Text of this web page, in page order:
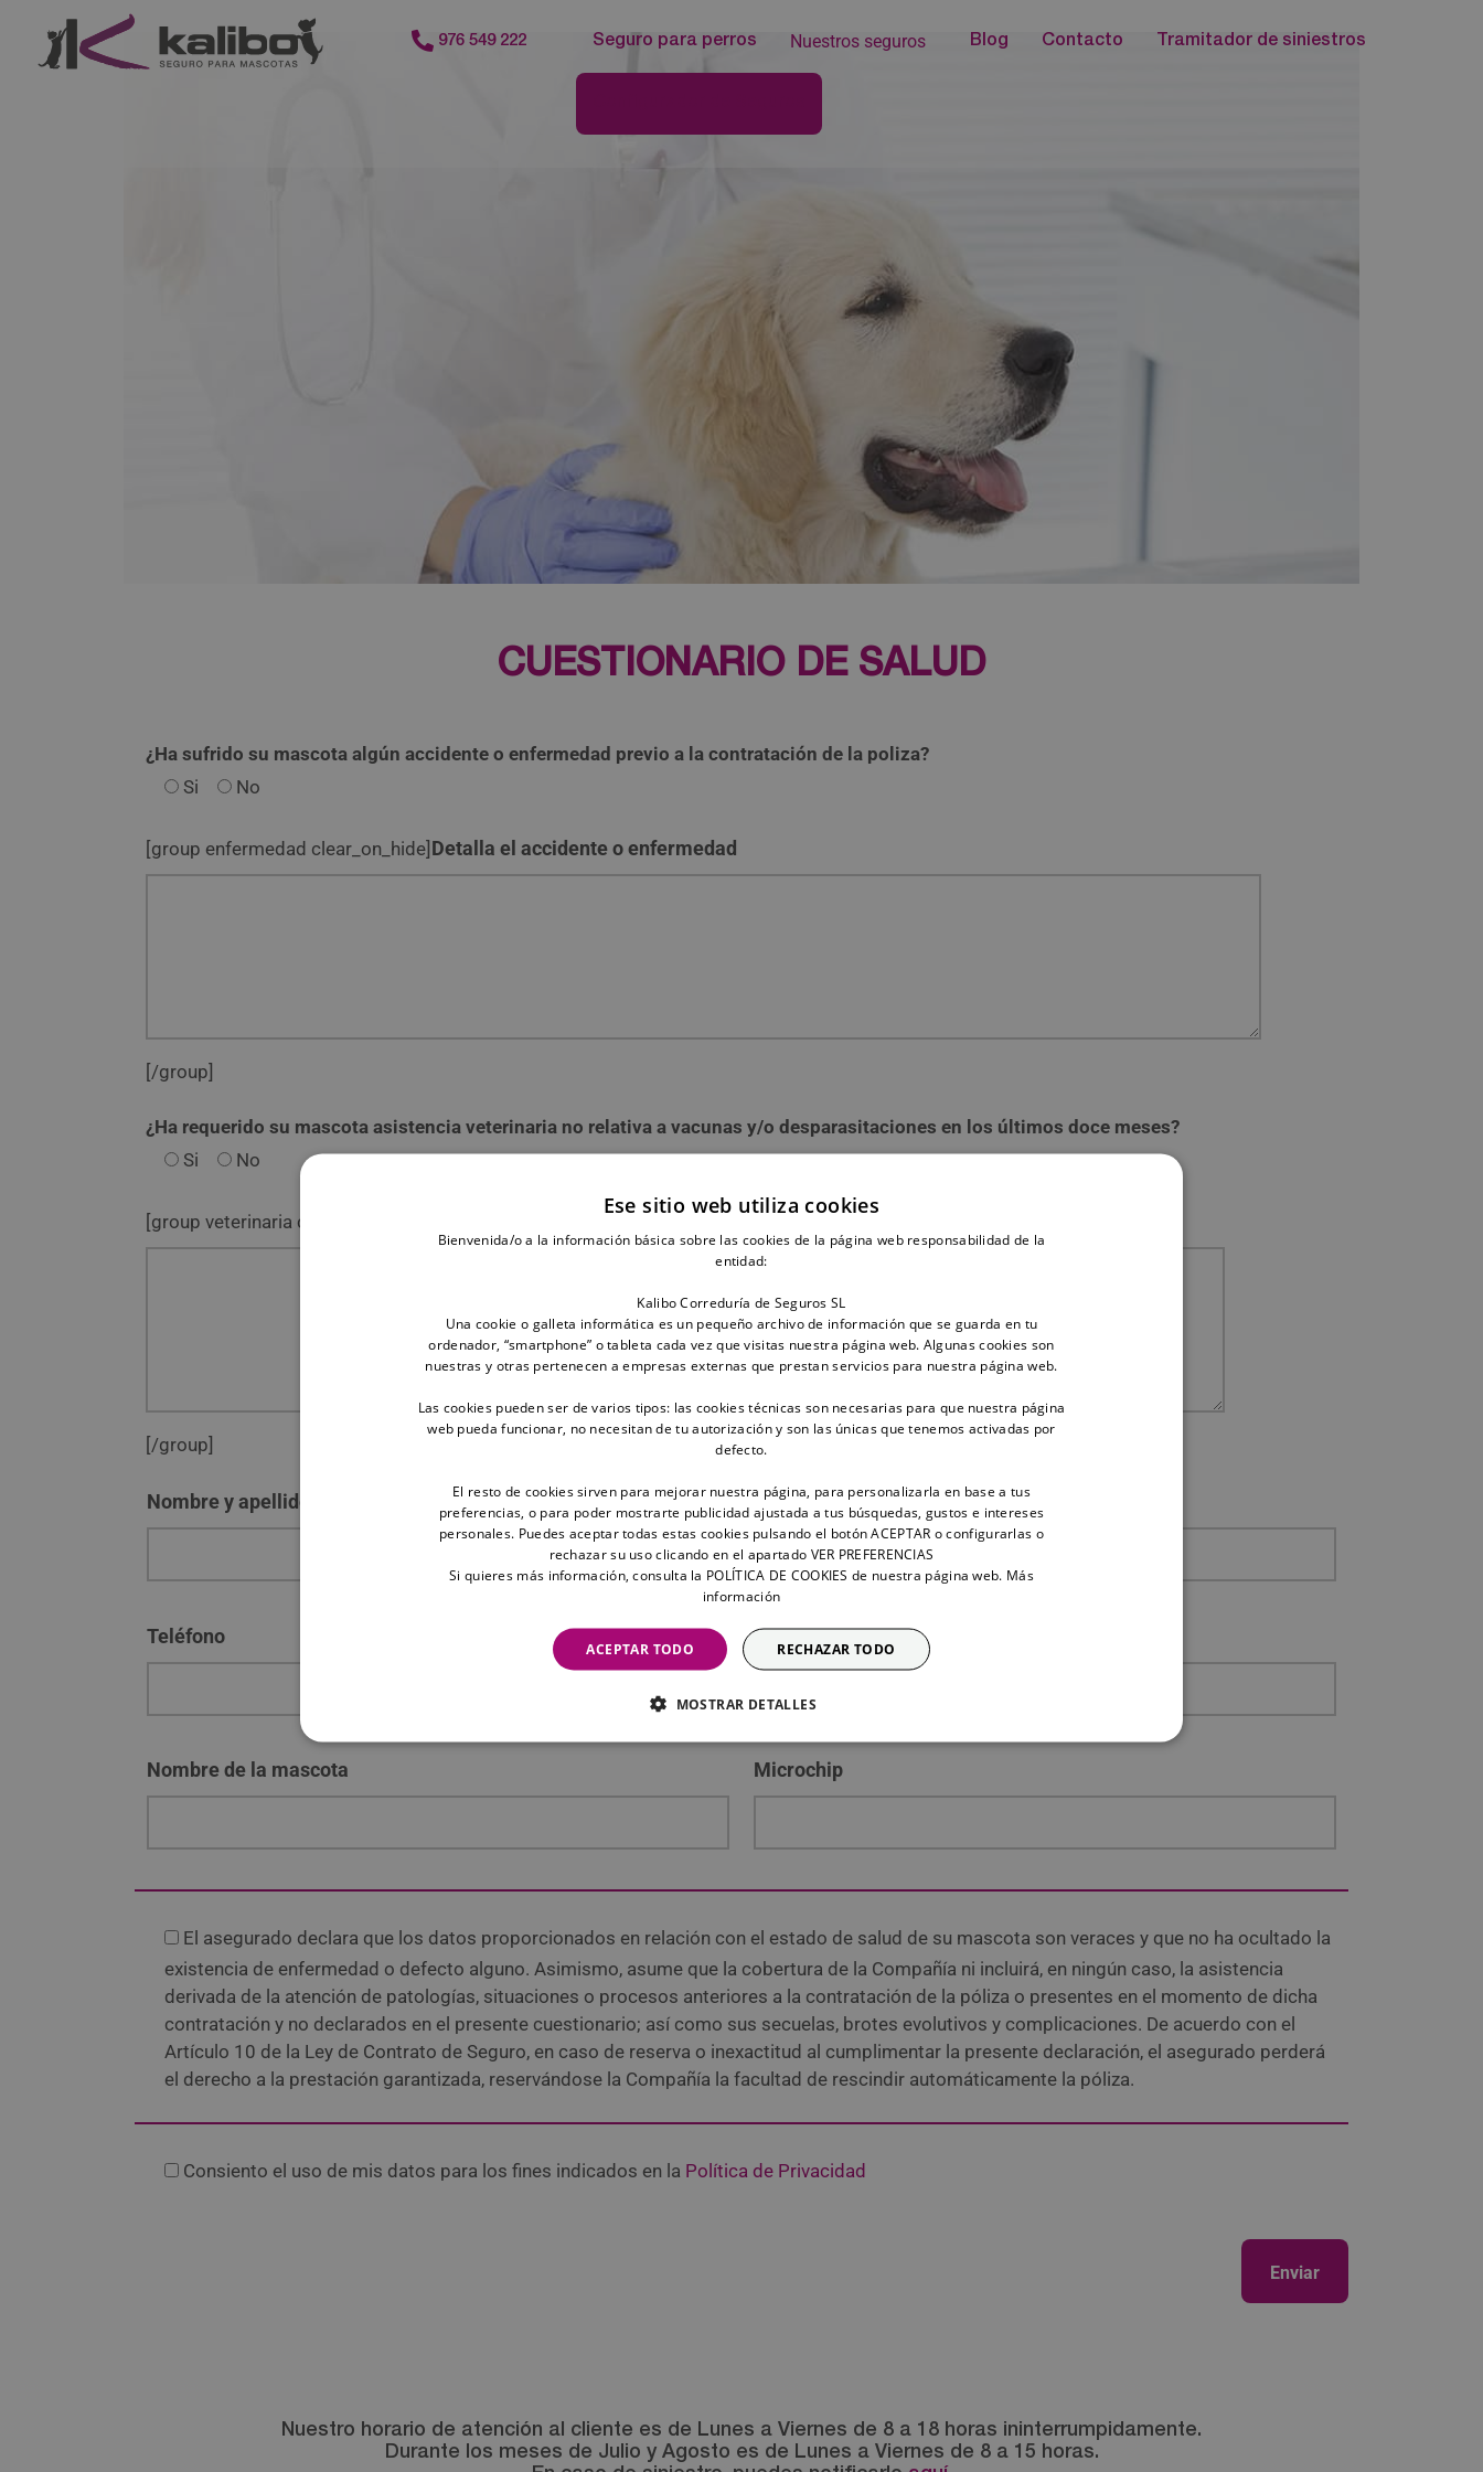
contenido
976 549 222 Seguro para perros Nuestros seguros Blog Contacto Tramitador de siniestros
CUESTIONARIO DE SALUD
¿Ha sufrido su mascota algún accidente o enfermedad previo a la contratación de la poliza?
Si
No
[group enfermedad clear_on_hide] Detalla el accidente o enfermedad
[/group]
¿Ha requerido su mascota asistencia veterinaria no relativa a vacunas y/o desparasitaciones en los últimos doce meses?
Si
No
[group veterinaria clear_on_hide] Detalla la asistencia veterinaria
[/group]
Nombre y apellidos NIF
Teléfono Correo electrónico
Nombre de la mascota Microchip
El asegurado declara que los datos proporcionados en relación con el estado de salud de su mascota son veraces y que no ha ocultado la
existencia de enfermedad o defecto alguno. Asimismo, asume que la cobertura de la Compañía ni incluirá, en ningún caso, la asistencia
derivada de la atención de patologías, situaciones o procesos anteriores a la contratación de la póliza o presentes en el momento de dicha
contratación y no declarados en el presente cuestionario; así como sus secuelas, brotes evolutivos y complicaciones. De acuerdo con el
Artículo 10 de la Ley de Contrato de Seguro, en caso de reserva o inexactitud al cumplimentar la presente declaración, el asegurado perderá
el derecho a la prestación garantizada, reservándose la Compañía la facultad de rescindir automáticamente la póliza.
Consiento el uso de mis datos para los fines indicados en la Política de Privacidad
Nuestro horario de atención al cliente es de Lunes a Viernes de 8 a 18 horas ininterrumpidamente.
Durante los meses de Julio y Agosto es de Lunes a Viernes de 8 a 15 horas.
Ese sitio web utiliza cookies
Bienvenida/o a la información básica sobre las cookies de la página web responsabilidad de la
entidad:
Kalibo Correduría de Seguros SL
Una cookie o galleta informática es un pequeño archivo de información que se guarda en tu
ordenador, “smartphone” o tableta cada vez que visitas nuestra página web. Algunas cookies son
nuestras y otras pertenecen a empresas externas que prestan servicios para nuestra página web.
Las cookies pueden ser de varios tipos: las cookies técnicas son necesarias para que nuestra página
web pueda funcionar, no necesitan de tu autorización y son las únicas que tenemos activadas por
defecto.
El resto de cookies sirven para mejorar nuestra página, para personalizarla en base a tus
preferencias, o para poder mostrarte publicidad ajustada a tus búsquedas, gustos e intereses
personales. Puedes aceptar todas estas cookies pulsando el botón ACEPTAR o configurarlas o
rechazar su uso clicando en el apartado VER PREFERENCIAS
Si quieres más información, consulta la POLÍTICA DE COOKIES de nuestra página web. Más
información
ACEPTAR TODO RECHAZAR TODO
MOSTRAR DETALLES